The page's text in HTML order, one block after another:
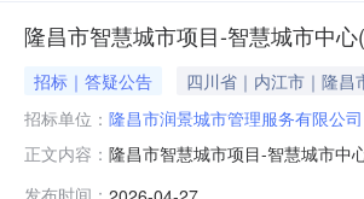
隆昌市智慧城市项目-智慧城市中
招标｜答疑公告 四川省｜内江市｜隆昌
招标单位： 隆昌市润景城市管理服务有限公司
正文内容： 隆昌市智慧城市项目-智慧城市中